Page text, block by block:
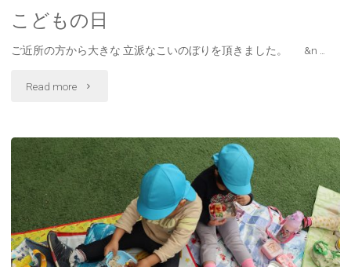
こどもの日
ご近所の方から大きな 立派なこいのぼりを頂きました。 &n …
Read more "こ
も
の
日"